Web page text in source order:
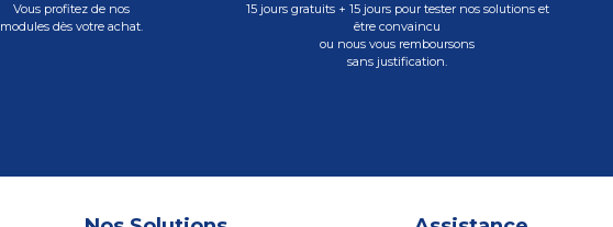
Vous profitez de nos
modules dès votre achat.
15 jours gratuits + 15 jours pour tester nos solutions et
être convaincu
ou nous vous remboursons
sans justification.